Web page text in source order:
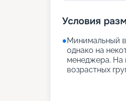
Условия
●Минимальный
однако на
менеджера. На
возрастных